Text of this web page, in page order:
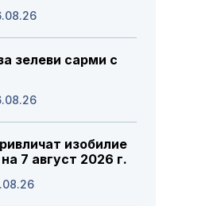
зелеви сарми с
изобилие
7 август 2026 г.